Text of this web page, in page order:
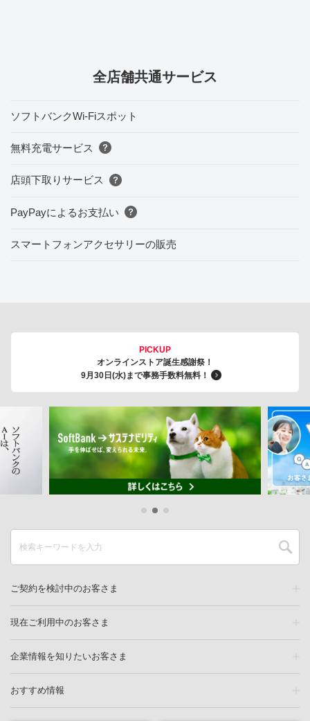
全店舗共通サービス
ソフトバンクWi-Fiスポット
無料充電サービス
店頭下取りサービス
PayPayによるお支払い
スマートフォンアクセサリーの販売
PICKUP
オンラインストア誕生感謝祭！
9月30日(水)まで事務手数料無料！
ご契約を検討中のお客さま
現在ご利用中のお客さま
企業情報を知りたいお客さま
おすすめ情報